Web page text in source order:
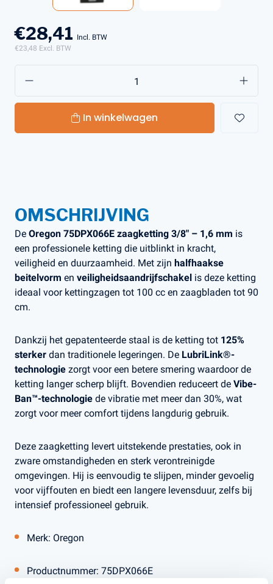
€28,41 Incl. BTW
€23,48 Excl. BTW
In winkelwagen
OMSCHRIJVING
De Oregon 75DPX066E zaagketting 3/8" – 1,6 mm is
een professionele ketting die uitblinkt in kracht,
veiligheid en duurzaamheid. Met zijn halfhaakse
beitelvorm en veiligheidsaandrijfschakel is deze ketting
ideaal voor kettingzagen tot 100 cc en zaagbladen tot 90
cm.
Dankzij het gepatenteerde staal is de ketting tot 125%
sterker dan traditionele legeringen. De LubriLink®-
technologie zorgt voor een betere smering waardoor de
ketting langer scherp blijft. Bovendien reduceert de Vibe-
Ban™-technologie de vibratie met meer dan 30%, wat
zorgt voor meer comfort tijdens langdurig gebruik.
Deze zaagketting levert uitstekende prestaties, ook in
zware omstandigheden en sterk verontreinigde
omgevingen. Hij is eenvoudig te slijpen, minder gevoelig
voor vijffouten en biedt een langere levensduur, zelfs bij
intensief professioneel gebruik.
Merk: Oregon
Productnummer: 75DPX066E